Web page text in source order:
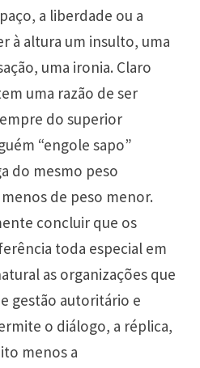
a liberdade ou a
à altura um insulto, uma
uma ironia. Claro
uma razão de ser
do superior
“engole sapo”
do mesmo peso
de peso menor.
concluir que os
toda especial em
as organizações que
gestão autoritário e
o diálogo, a réplica,
menos a